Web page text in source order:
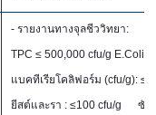
- รายงานทางจุลชีววิทยา:
TPC ≤ 500,000 cfu/g E.Coli
แบคทีเรียโคลิฟอร์ม (cfu/g):
ยีสต์และรา : ≤100 cfu/gซัล